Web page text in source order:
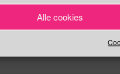
Alle cookies
,Rokjesdagloop. Permalink.